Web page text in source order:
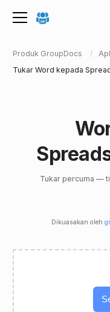
Produk GroupDocs
Tukar Word kepada
Tukar percuma —
Dikuasakan oleh